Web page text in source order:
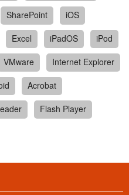
SharePoint
iOS
Excel iPadOS
iPod
VMware
Internet Explorer
Acrobat
Flash Player